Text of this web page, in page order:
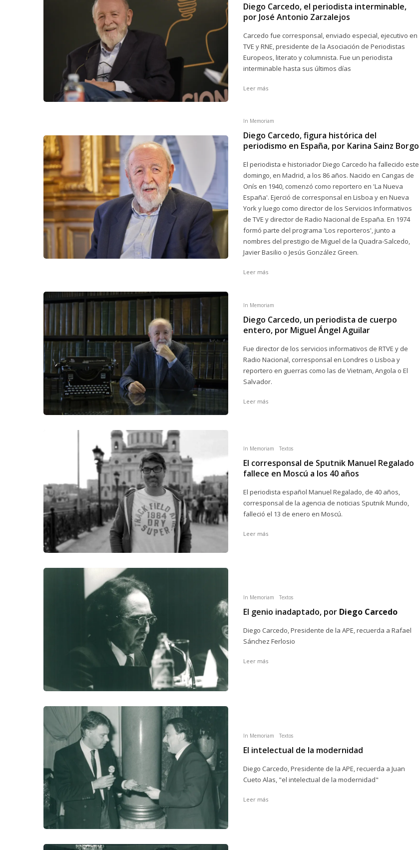
Diego Carcedo, el periodista interminable,
por José Antonio Zarzalejos
Carcedo fue corresponsal, enviado especial, ejecutivo en
TVE y RNE, presidente de la Asociación de Periodistas
Europeos, literato y columnista. Fue un periodista
interminable hasta sus últimos días
Leer más
In Memoriam
Diego Carcedo, figura histórica del
periodismo en España, por Karina Sainz Borgo
El periodista e historiador Diego Carcedo ha fallecido este
domingo, en Madrid, a los 86 años. Nacido en Cangas de
Onís en 1940, comenzó como reportero en 'La Nueva
España'. Ejerció de corresponsal en Lisboa y en Nueva
York y luego como director de los Servicios Informativos
de TVE y director de Radio Nacional de España. En 1974
formó parte del programa 'Los reporteros', junto a
nombres del prestigio de Miguel de la Quadra-Salcedo,
Javier Basilio o Jesús González Green.
Leer más
In Memoriam
Diego Carcedo, un periodista de cuerpo
entero, por Miguel Ángel Aguilar
Fue director de los servicios informativos de RTVE y de
Radio Nacional, corresponsal en Londres o Lisboa y
reportero en guerras como las de Vietnam, Angola o El
Salvador.
Leer más
In Memoriam Textos
El corresponsal de Sputnik Manuel Regalado
fallece en Moscú a los 40 años
El periodista español Manuel Regalado, de 40 años,
corresponsal de la agencia de noticias Sputnik Mundo,
falleció el 13 de enero en Moscú.
Leer más
In Memoriam Textos
El genio inadaptado, por Diego Carcedo
Diego Carcedo, Presidente de la APE, recuerda a Rafael
Sánchez Ferlosio
Leer más
In Memoriam Textos
El intelectual de la modernidad
Diego Carcedo, Presidente de la APE, recuerda a Juan
Cueto Alas, "el intelectual de la modernidad"
Leer más